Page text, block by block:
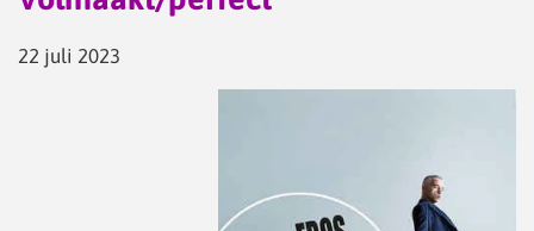
22 juli 2023